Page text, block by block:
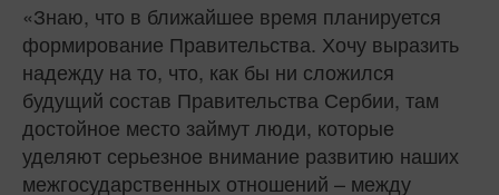
«Знаю, что в ближайшее время планируется
формирование Правительства. Хочу выразить
надежду на то, что, как бы ни сложился
будущий состав Правительства Сербии, там
достойное место займут люди, которые
уделяют серьезное внимание развитию наших
межгосударственных отношений – между